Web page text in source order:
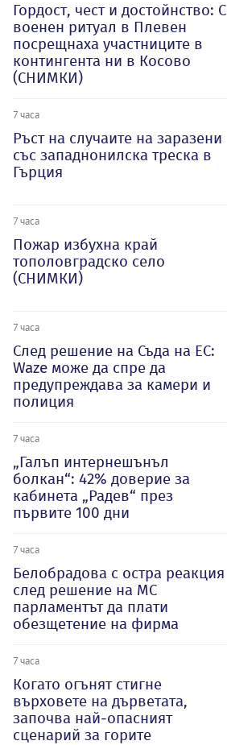
Гордост, чест и достойнство: С
военен ритуал в Плевен
посрещнаха участниците в
контингента ни в Косово
(СНИМКИ)
7 часа
Ръст на случаите на заразени
със западнонилска треска в
Гърция
7 часа
Пожар избухна край
тополовградско село
(СНИМКИ)
7 часа
След решение на Съда на ЕС:
Waze може да спре да
предупреждава за камери и
полиция
7 часа
„Галъп интернешънъл
болкан“: 42% доверие за
кабинета „Радев“ през
първите 100 дни
7 часа
Белобрадова с остра реакция
след решение на МС
парламентът да плати
обезщетение на фирма
7 часа
Когато огънят стигне
върховете на дърветата,
започва най-опасният
сценарий за горите